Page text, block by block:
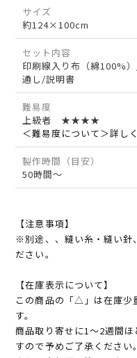
サイズ
約124×100cm
セット内容
印刷線入り布（綿100%
通し/説明書
難易度
上級者 ★★★★
＜難易度について＞詳し
製作時間（目安）
50時間～
【注意事項】
※別途、、縫い糸・縫い針
ださい。
【在庫表示について】
この商品の「△」は在庫少
す。
商品取り寄せに1～2週間
すので予めご了承ください。